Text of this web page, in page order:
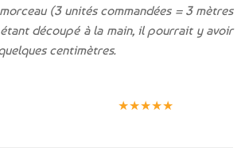
(3 unités commandées = 3 mètres
découpé à la main, il pourrait y avoir
centimètres.
★★★★★